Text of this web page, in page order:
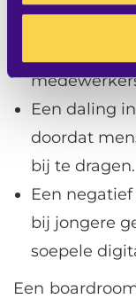
standaarden
Frustratie
Een daling
doordat
bij te dragen.
Een
bij jongere
soepele
Een